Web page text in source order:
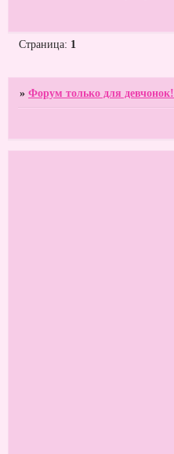
Страница: 1
»Форум только для девчонок!